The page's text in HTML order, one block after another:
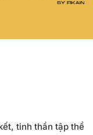
tinh thần tập thể